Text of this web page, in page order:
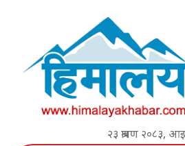
२३ श्रावण २०८३,